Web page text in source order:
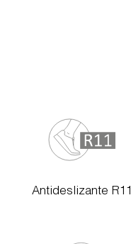
Antideslizante R11